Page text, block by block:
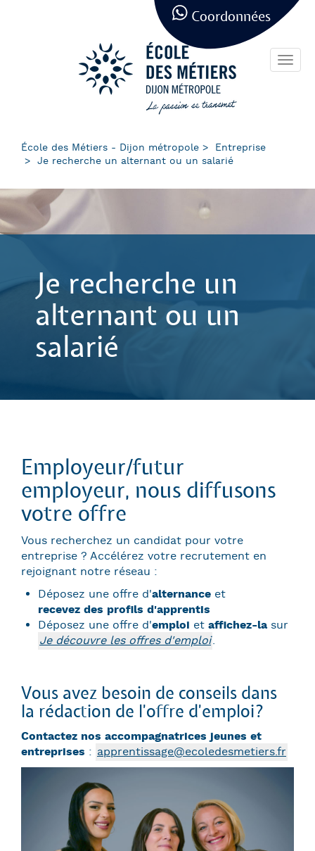
Panneau de gestion des cookies
Coordonnées
École des Métiers - Dijon métropole
Entreprise
Je recherche un alternant ou un salarié
Je recherche un
alternant ou un
salarié
Employeur/futur
employeur, nous diffusons
votre offre
Vous recherchez un candidat pour votre
entreprise ? Accélérez votre recrutement en
rejoignant notre réseau :
Déposez une offre d'alternance et
recevez des profils d'apprentis
Déposez une offre d'emploi et affichez-la sur
Je découvre les offres d'emploi.
Vous avez besoin de conseils dans
la rédaction de l'offre d'emploi?
Contactez nos accompagnatrices jeunes et
entreprises : apprentissage@ecoledesmetiers.fr